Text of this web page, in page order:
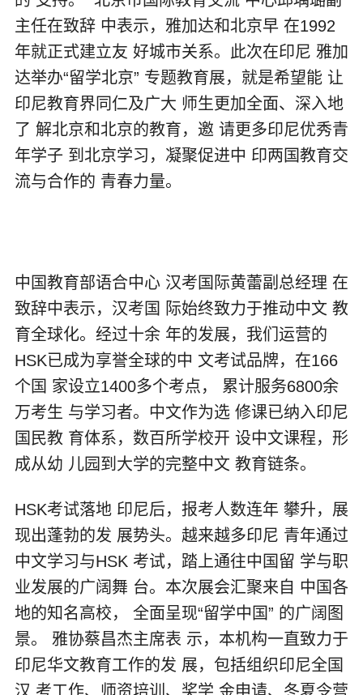
主任在致辞 中表示，雅加达和北京早 在1992
年就正式建立友 好城市关系。此次在印尼 雅加
达举办“留学北京” 专题教育展，就是希望能 让
印尼教育界同仁及广大 师生更加全面、深入地
了 解北京和北京的教育，邀 请更多印尼优秀青
年学子 到北京学习，凝聚促进中 印两国教育交
流与合作的 青春力量。
中国教育部语合中心 汉考国际黄蕾副总经理 在
致辞中表示，汉考国 际始终致力于推动中文 教
育全球化。经过十余 年的发展，我们运营的
HSK已成为享誉全球的中 文考试品牌，在166
个国 家设立1400多个考点， 累计服务6800余
万考生 与学习者。中文作为选 修课已纳入印尼
国民教 育体系，数百所学校开 设中文课程，形
成从幼 儿园到大学的完整中文 教育链条。
HSK考试落地 印尼后，报考人数连年 攀升，展
现出蓬勃的发 展势头。越来越多印尼 青年通过
中文学习与HSK 考试，踏上通往中国留 学与职
业发展的广阔舞 台。本次展会汇聚来自 中国各
地的知名高校， 全面呈现“留学中国” 的广阔图
景。 雅协蔡昌杰主席表 示，本机构一直致力于
印尼华文教育工作的发 展，包括组织印尼全国
汉 考工作、师资培训、奖学 金申请、冬夏令营